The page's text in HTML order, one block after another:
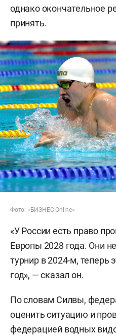
однако окончательное
принять.
Фото: «БИЗНЕС Online»
«У России есть право
Европы 2028 года. Они
турнир в 2024-м, теперь
год», — сказал он.
По словам Силвы,
оценить ситуацию и
федерацией водных